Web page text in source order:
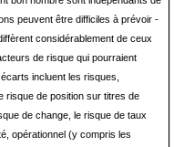
peuvent être difficiles à prévoir -
considérablement de ceux
de risque qui pourraient
incluent les risques,
risque de position sur titres de
de change, le risque de taux
opérationnel (y compris les